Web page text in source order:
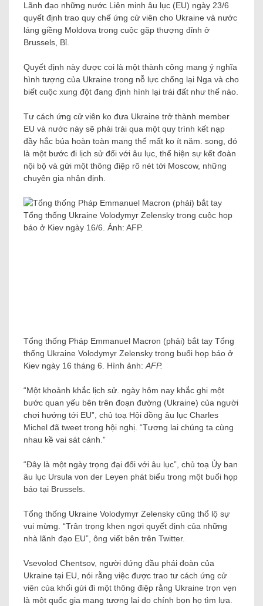
Lãnh đạo những nước Liên minh âu lục (EU) ngày 23/6
quyết định trao quy chế ứng cử viên cho Ukraine và nước
láng giềng Moldova trong cuộc gặp thượng đỉnh ở
Brussels, Bỉ.
Quyết định này được coi là một thành công mang ý nghĩa
hình tượng của Ukraine trong nỗ lực chống lại Nga và cho
biết cuộc xung đột đang định hình lại trái đất như thế nào.
Tư cách ứng cử viên ko đưa Ukraine trở thành member
EU và nước này sẽ phải trải qua một quy trình kết nạp
đầy hắc búa hoàn toàn mang thể mất ko ít năm. song, đó
là một bước đi lịch sử đối với âu lục, thể hiện sự kết đoàn
nội bộ và gửi một thông điệp rõ nét tới Moscow, những
chuyên gia nhận định.
Tổng thống Pháp Emmanuel Macron (phải) bắt tay Tổng
thống Ukraine Volodymyr Zelensky trong buổi họp báo ở
Kiev ngày 16 tháng 6. Hình ảnh: AFP.
“Một khoảnh khắc lịch sử. ngày hôm nay khắc ghi một
bước quan yếu bên trên đoạn đường (Ukraine) của người
chơi hướng tới EU”, chủ toạ Hội đồng âu lục Charles
Michel đã tweet trong hội nghị. “Tương lai chúng ta cùng
nhau kề vai sát cánh.”
“Đây là một ngày trọng đại đối với âu lục”, chủ toạ Ủy ban
âu lục Ursula von der Leyen phát biểu trong một buổi họp
báo tại Brussels.
Tổng thống Ukraine Volodymyr Zelensky cũng thổ lộ sự
vui mừng. “Trân trọng khen ngợi quyết định của những
nhà lãnh đạo EU”, ông viết bên trên Twitter.
Vsevolod Chentsov, người đứng đầu phái đoàn của
Ukraine tại EU, nói rằng việc được trao tư cách ứng cử
viên của khối gửi đi một thông điệp rằng Ukraine trọn vẹn
là một quốc gia mang tương lai do chính bọn họ tìm lựa.